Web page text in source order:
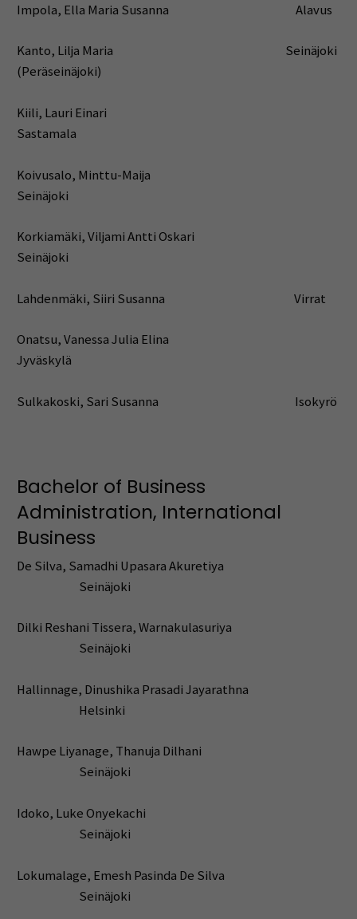
Impola, Ella Maria Susanna Alavus
Kanto, Lilja Maria Seinäjoki
(Peräseinäjoki)
Kiili, Lauri Einari
Sastamala
Koivusalo, Minttu-Maija
Seinäjoki
Korkiamäki, Viljami Antti Oskari
Seinäjoki
Lahdenmäki, Siiri Susanna Virrat
Onatsu, Vanessa Julia Elina
Jyväskylä
Sulkakoski, Sari Susanna Isokyrö
Bachelor of Business
Administration, International
Business
De Silva, Samadhi Upasara Akuretiya
Seinäjoki
Dilki Reshani Tissera, Warnakulasuriya
Seinäjoki
Hallinnage, Dinushika Prasadi Jayarathna
Helsinki
Hawpe Liyanage, Thanuja Dilhani
Seinäjoki
Idoko, Luke Onyekachi
Seinäjoki
Lokumalage, Emesh Pasinda De Silva
Seinäjoki